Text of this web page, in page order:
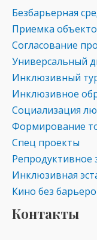
Безбарьерная
Приемка
Согласование
Универсальный
Инклюзивный
Инклюзивное
Социализация
Формирование
Спец проекты
Репродуктивное
Инклюзивная
Кино без
Контакты